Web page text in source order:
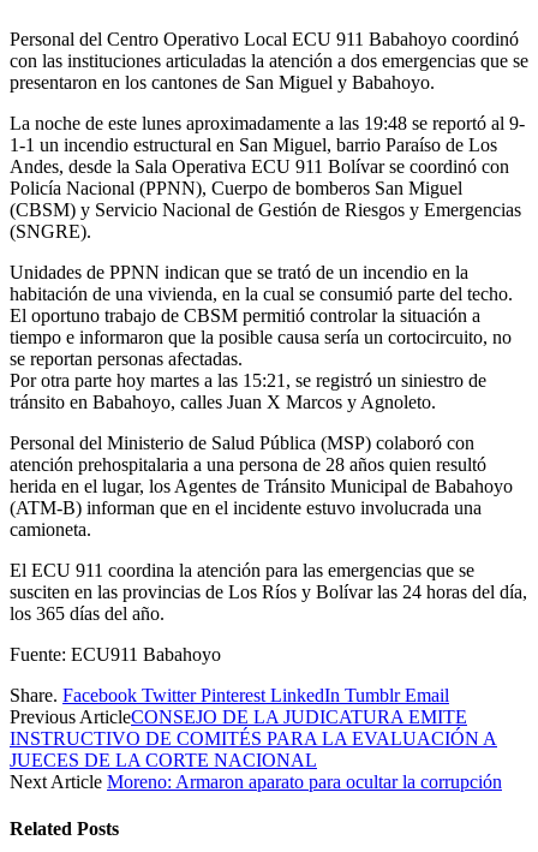
Personal del Centro Operativo Local ECU 911 Babahoyo coordinó
con las instituciones articuladas la atención a dos emergencias que se
presentaron en los cantones de San Miguel y Babahoyo.
La noche de este lunes aproximadamente a las 19:48 se reportó al 9-
1-1 un incendio estructural en San Miguel, barrio Paraíso de Los
Andes, desde la Sala Operativa ECU 911 Bolívar se coordinó con
Policía Nacional (PPNN), Cuerpo de bomberos San Miguel
(CBSM) y Servicio Nacional de Gestión de Riesgos y Emergencias
(SNGRE).
Unidades de PPNN indican que se trató de un incendio en la
habitación de una vivienda, en la cual se consumió parte del techo.
El oportuno trabajo de CBSM permitió controlar la situación a
tiempo e informaron que la posible causa sería un cortocircuito, no
se reportan personas afectadas.
Por otra parte hoy martes a las 15:21, se registró un siniestro de
tránsito en Babahoyo, calles Juan X Marcos y Agnoleto.
Personal del Ministerio de Salud Pública (MSP) colaboró con
atención prehospitalaria a una persona de 28 años quien resultó
herida en el lugar, los Agentes de Tránsito Municipal de Babahoyo
(ATM-B) informan que en el incidente estuvo involucrada una
camioneta.
El ECU 911 coordina la atención para las emergencias que se
susciten en las provincias de Los Ríos y Bolívar las 24 horas del día,
los 365 días del año.
Fuente: ECU911 Babahoyo
Share. Facebook Twitter Pinterest LinkedIn Tumblr Email
Previous ArticleCONSEJO DE LA JUDICATURA EMITE
INSTRUCTIVO DE COMITÉS PARA LA EVALUACIÓN A
JUECES DE LA CORTE NACIONAL
Next Article Moreno: Armaron aparato para ocultar la corrupción
Related Posts